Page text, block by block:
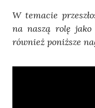
W temacie
na naszą rolę jako
również poniższe